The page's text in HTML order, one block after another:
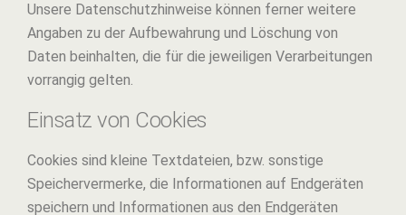
Unsere Datenschutzhinweise können ferner weitere
Angaben zu der Aufbewahrung und Löschung von
Daten beinhalten, die für die jeweiligen Verarbeitungen
vorrangig gelten.
Einsatz von Cookies
Cookies sind kleine Textdateien, bzw. sonstige
Speichervermerke, die Informationen auf Endgeräten
speichern und Informationen aus den Endgeräten